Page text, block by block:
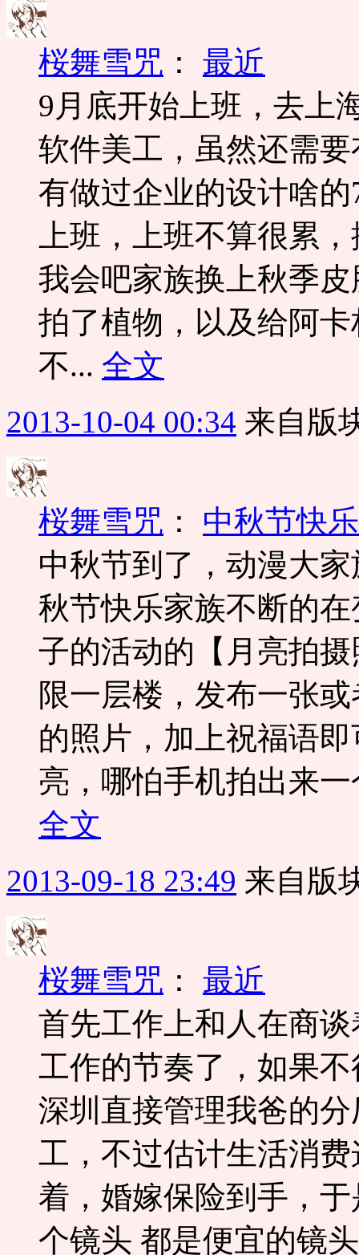
桜舞雪咒 ： 最近
9月底开始上班，去上
软件美工，虽然还需
有做过企业的设计啥
上班，上班不算很累
我会吧家族换上秋季
拍了植物，以及给阿
不... 全文
2013-10-04 00:34 来自版
桜舞雪咒 ： 中秋节快
中秋节到了，动漫大
秋节快乐家族不断的
子的活动的【月亮拍
限一层楼，发布一张
的照片，加上祝福语
亮，哪怕手机拍出来
全文
2013-09-18 23:49 来自版
桜舞雪咒 ： 最近
首先工作上和人在商
工作的节奏了，如果
深圳直接管理我爸的
工，不过估计生活消
着，婚嫁保险到手，
个镜头 都是便宜的镜